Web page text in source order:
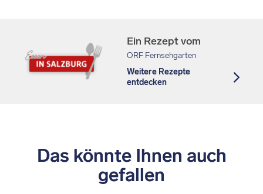
Ein Rezept vom
ORF Fernsehgarten
Weitere Rezepte
entdecken
Das könnte Ihnen auch
gefallen